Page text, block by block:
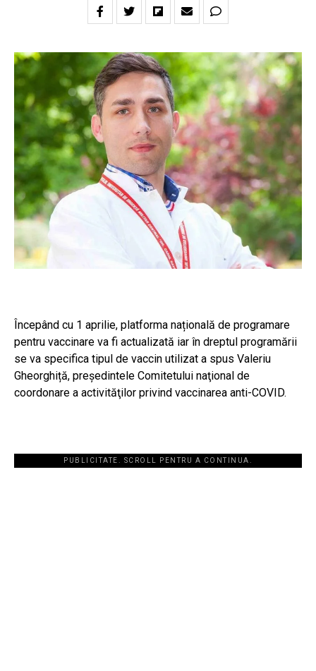
Începând cu 1 aprilie, platforma națională de programare
pentru vaccinare va fi actualizată iar în dreptul programării
se va specifica tipul de vaccin utilizat a spus Valeriu
Gheorghiță, preşedintele Comitetului naţional de
coordonare a activităţilor privind vaccinarea anti-COVID.
PUBLICITATE. SCROLL PENTRU A CONTINUA.